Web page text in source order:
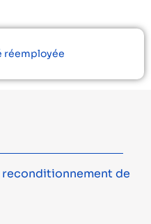
réemployée
reconditionnement de